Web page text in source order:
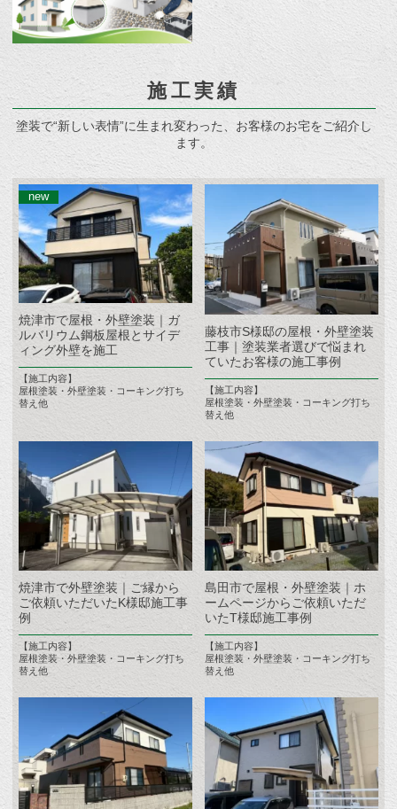
施工実績
塗装で“新しい表情”に生まれ変わった、お客様のお宅をご紹介し
ます。
焼津市で屋根・外壁塗装｜ガ
ルバリウム鋼板屋根とサイデ
ィング外壁を施工
【施工内容】
屋根塗装・外壁塗装・コーキング打ち
替え他
藤枝市S様邸の屋根・外壁塗装
工事｜塗装業者選びで悩まれ
ていたお客様の施工事例
【施工内容】
屋根塗装・外壁塗装・コーキング打ち
替え他
焼津市で外壁塗装｜ご縁から
ご依頼いただいたK様邸施工事
例
【施工内容】
屋根塗装・外壁塗装・コーキング打ち
替え他
島田市で屋根・外壁塗装｜ホ
ームページからご依頼いただ
いたT様邸施工事例
【施工内容】
屋根塗装・外壁塗装・コーキング打ち
替え他